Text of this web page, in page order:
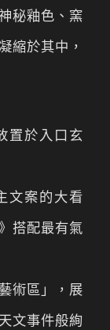
秘釉色、窯
縮於其中，
置於入口玄
文案的大看
搭配最有氣
術區」，展
文事件般絢